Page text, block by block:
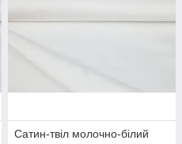
вона ще до кінця не висохла.
Сатин-твіл молочно-білий